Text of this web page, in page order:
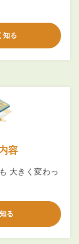
知る
容
大きく変わっ
る